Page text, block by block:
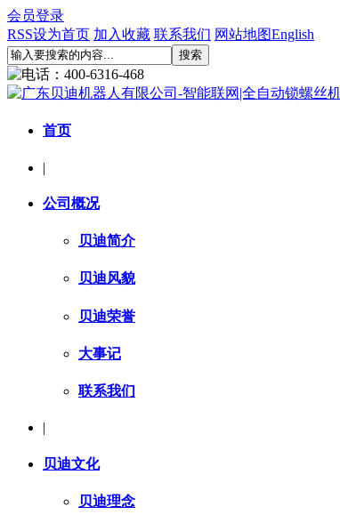
会员登录
RSS设为首页 加入收藏 联系我们 网站地图English
首页
|
公司概况
贝迪简介
贝迪风貌
贝迪荣誉
大事记
联系我们
|
贝迪文化
贝迪理念